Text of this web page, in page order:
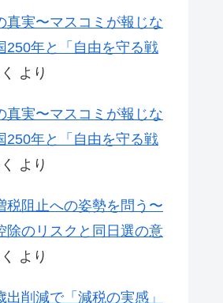
真実〜マスコミが報じな
250年と「自由を守る戦
より
真実〜マスコミが報じな
250年と「自由を守る戦
より
税阻止への姿勢を問う〜
除のリスクと同日選の意
より
削減で「減税の実感」